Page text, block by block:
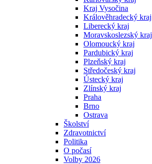
Kraj Vysočina
Králověhradecký kraj
Liberecký kraj
Moravskoslezský kraj
Olomoucký kraj
Pardubický kraj
Plzeňský kraj
Středočeský kraj
Ústecký kraj
Zlínský kraj
Praha
Brno
Ostrava
Školství
Zdravotnictví
Politika
O počasí
Volby 2026